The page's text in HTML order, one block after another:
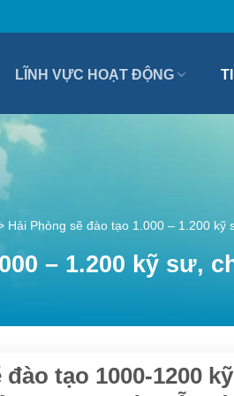
LĨNH VỰC HOẠT ĐỘNG
Hải Phòng sẽ đào tạo 1.000 – 1.200 kỹ
– 1.200 kỹ sư,
tạo 1000-1200